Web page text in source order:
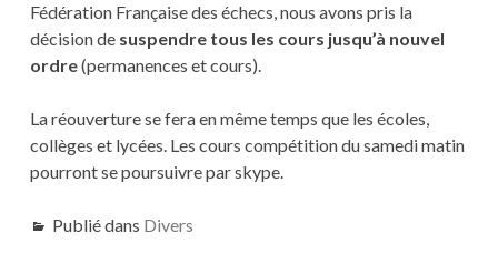
Fédération Française des échecs, nous avons pris la
décision de suspendre tous les cours jusqu’à nouvel
ordre(permanences et cours).
La réouverture se fera en même temps que les écoles,
collèges et lycées. Les cours compétition du samedi matin
pourront se poursuivre par skype.
Publié dans Divers